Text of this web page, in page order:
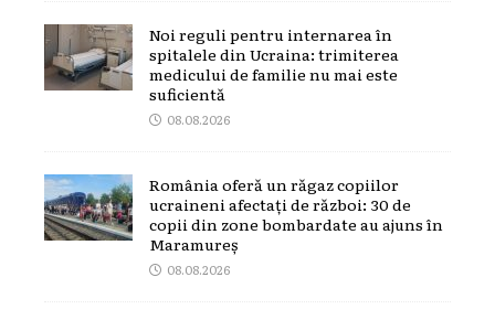
Noi reguli pentru internarea în
spitalele din Ucraina: trimiterea
medicului de familie nu mai este
suficientă
08.08.2026
România oferă un răgaz copiilor
ucraineni afectați de război: 30 de
copii din zone bombardate au ajuns în
Maramureș
08.08.2026